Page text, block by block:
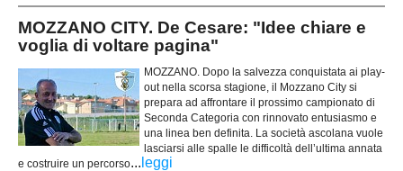
MOZZANO CITY. De Cesare: "Idee chiare e
voglia di voltare pagina"
MOZZANO. Dopo la salvezza conquistata ai play-
out nella scorsa stagione, il Mozzano City si
prepara ad affrontare il prossimo campionato di
Seconda Categoria con rinnovato entusiasmo e
una linea ben definita. La società ascolana vuole
lasciarsi alle spalle le difficoltà dell’ultima annata
e costruire un percorso... leggi